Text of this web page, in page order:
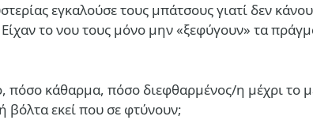
εγκαλούσε τους μπάτσους γιατί δεν
το νου τους μόνο μην «ξεφύγουν» τα
κάθαρμα, πόσο διεφθαρμένος/η μέχρι το
βόλτα εκεί που σε φτύνουν;